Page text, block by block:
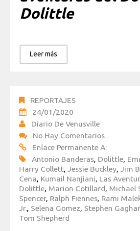
Dolittle
Leer más
REPORTAJES
24/01/2020
Diario De Venusville
No Hay Comentarios
Enlace Permanente A:
Antonio Banderas, Dolittle,
Harry Collett, Jessie Buckley, Jim
Cena, Kumail Nanjiani, Las
Dolittle, Marion Cotillard, Michael
Spencer, Ralph Fiennes, Rami
Jr., Selena Gomez, Stephen
Tom Shepherd